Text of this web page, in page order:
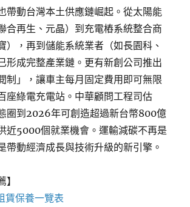
帶動台灣本土供應鏈崛起。從太陽能
合再生、元晶）到充電樁系統整合商
），再到儲能系統業者（如長園科、
形成完整產業鏈。更有新創公司推出
制」，讓車主每月固定費用即可無限
座綠電充電站。中華顧問工程司估
圈到2026年可創造超過新台幣800億
近5000個就業機會。運輸減碳不再是
帶動經濟成長與技術升級的新引擎。
】
賃保養一覽表